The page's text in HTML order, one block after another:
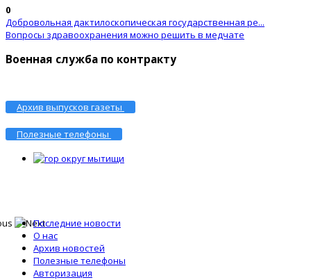
0
Добровольная дактилоскопическая государственная ре...
Вопросы здравоохранения можно решить в медчате
Военная служба по контракту
Архив выпусков газеты
Полезные телефоны
Последние новости
О нас
Архив новостей
Полезные телефоны
Авторизация